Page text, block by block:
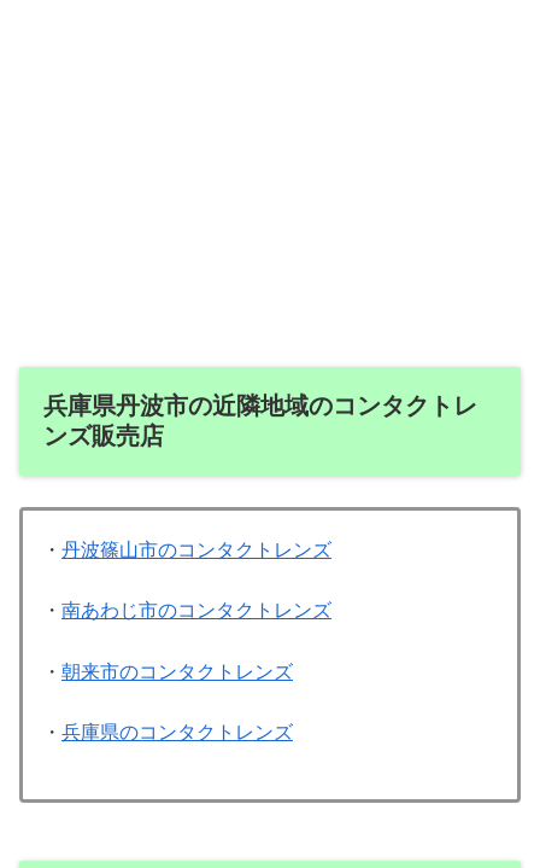
兵庫県丹波市の近隣地域のコンタクトレ
ンズ販売店
・ 丹波篠山市のコンタクトレンズ
・ 南あわじ市のコンタクトレンズ
・ 朝来市のコンタクトレンズ
・ 兵庫県のコンタクトレンズ